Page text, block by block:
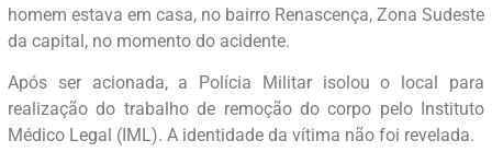
homem estava em casa, no bairro Renascença, Zona Sudeste
da capital, no momento do acidente.
Após ser acionada, a Polícia Militar isolou o local para
realização do trabalho de remoção do corpo pelo Instituto
Médico Legal (IML). A identidade da vítima não foi revelada.